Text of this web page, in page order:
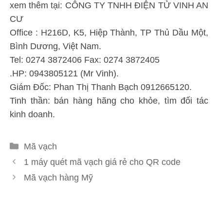
xem thêm tại: CÔNG TY TNHH ĐIỆN TỬ VINH AN
CƯ
Office : H216D, K5, Hiệp Thành, TP Thủ Dầu Một,
Bình Dương, Việt Nam.
Tel: 0274 3872406 Fax: 0274 3872405
.HP: 0943805121 (Mr Vinh).
Giám Đốc: Phan Thị Thanh Bạch 0912665120.
Tinh thần: bán hàng hãng cho khỏe, tìm đối tác
kinh doanh.
Danh
mục
Mã vạch
1 máy quét mã vạch giá rẻ cho QR code
Mã vạch hàng Mỹ